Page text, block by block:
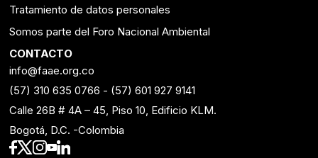
Tratamiento de datos personales
Somos parte del Foro Nacional Ambiental
CONTACTO
info@faae.org.co
(57) 310 635 0766 - (57) 601 927 9141
Calle 26B # 4A – 45, Piso 10, Edificio KLM.
Bogotá, D.C. -Colombia